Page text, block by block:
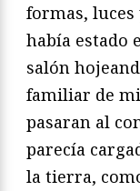
formas, luces
había estado
salón
familiar de
pasaran al
parecía
la tierra,